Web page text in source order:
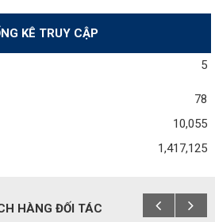
KÊ TRUY CẬP
5
78
10,055
1,417,125
HÀNG ĐỐI TÁC